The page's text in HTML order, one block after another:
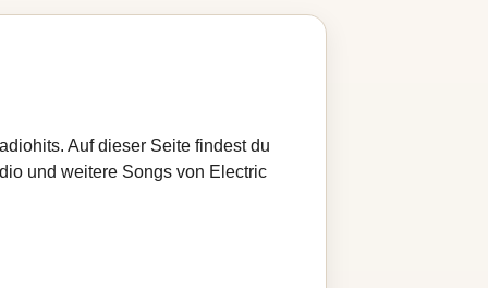
Auf dieser Seite findest du
und weitere Songs von Electric